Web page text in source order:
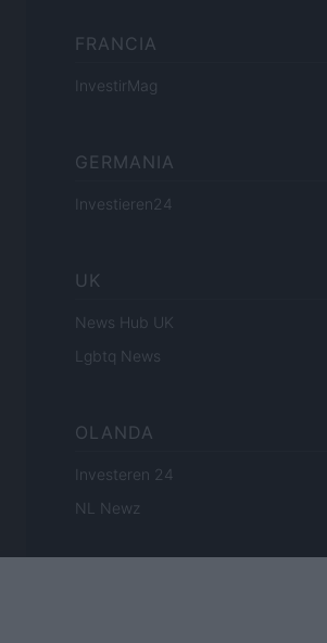
FRANCIA
InvestirMag
GERMANIA
Investieren24
UK
News Hub UK
Lgbtq News
OLANDA
Investeren 24
NL Newz